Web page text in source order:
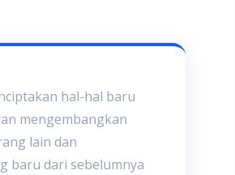
hal-hal baru
mengembangkan
lain dan
baru dari sebelumnya